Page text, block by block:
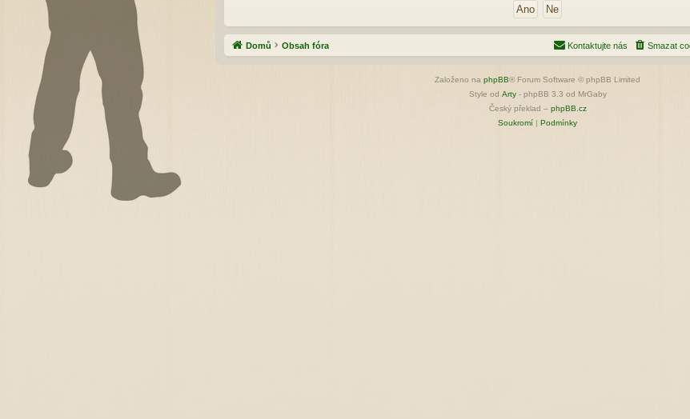
Domů Obsah fóra Smazat
Kontaktujte nás
Založeno naphpBB® Forum Software © phpBB Limited
Style od Arty- phpBB 3.3 od MrGaby
Český překlad – phpBB.cz
Soukromí |Podmínky